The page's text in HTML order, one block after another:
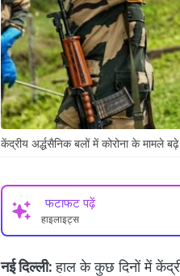
केंद्रीय अर्द्धसैनिक बलों में कोरोना के मामले
फटाफट पढ़ें
हाइलाइट्स
नई दिल्ली: हाल के कुछ दिनों में